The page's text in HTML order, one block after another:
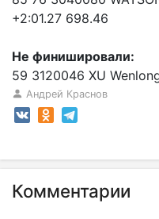
+2:01.27 698.46
Не финишировали:
59 3120046 XU
Андрей Краснов
Комментарии